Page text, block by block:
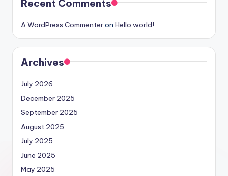
Recent Comments
A WordPress Commenteron Hello world!
Archives
July 2026
December 2025
September 2025
August 2025
July 2025
June 2025
May 2025